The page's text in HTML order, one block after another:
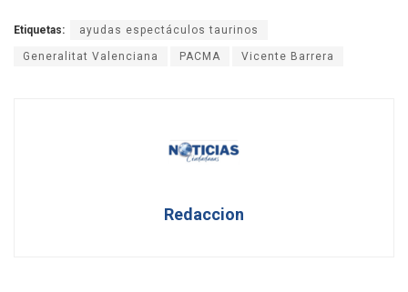
Etiquetas: ayudas espectáculos taurinos
Generalitat Valenciana PACMA Vicente Barrera
Redaccion